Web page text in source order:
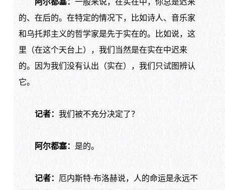
的、在后的。在特定的情况下，比如诗人、音乐家
和乌托邦主义的哲学家是先于实在的。比如说，这
里（在这个天台上），我们当然是在实在中迟来
的。因为我们没有认出（实在），我们只试图辨认
它。
记者： 我们被不充分决定了？
阿尔都塞： 是的。
记者： 厄内斯特·布洛赫说，人的命运是永远不